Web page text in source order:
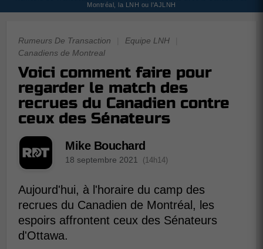
Montréal, la LNH ou l'AJLNH
Rumeurs De Transaction Equipe LNH
Canadiens de Montreal
Voici comment faire pour
regarder le match des
recrues du Canadien contre
ceux des Sénateurs
Mike Bouchard
18 septembre 2021 (14h14)
Aujourd'hui, à l'horaire du camp des
recrues du Canadien de Montréal, les
espoirs affrontent ceux des Sénateurs
d'Ottawa.